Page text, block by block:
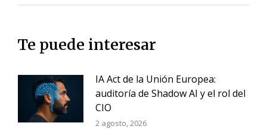
Te puede interesar
IA Act de la Unión Europea:
auditoría de Shadow AI y el rol del
CIO
2 agosto, 2026